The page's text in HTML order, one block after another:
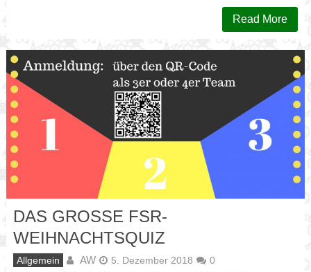
Read More
DAS GROSSE FSR-W
EIHNACHTSQUIZ
Allgemein AW 5. Dezember 2018 0